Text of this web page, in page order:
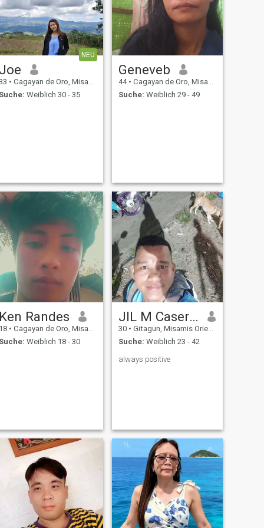
NEU
Joe
• Cagayan de Oro, Misamis Oriental, Philippinen
Suche: Weiblich 30 - 35
Geneveb
44 • Cagayan de Oro, Misamis Oriental, Philippinen
Suche: Weiblich 29 - 49
Ken Randes
18 • Cagayan de Oro, Misamis Oriental, Philippinen
Suche: Weiblich 18 - 30
JIL M Caseres
30 • Gitagun, Misamis Oriental, Philippinen
Suche: Weiblich 23 - 42
always positive